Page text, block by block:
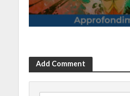
Add Comment